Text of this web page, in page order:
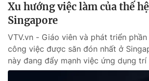
Xu hướng việc làm của thế
Singapore
VTV.vn - Giáo viên và phát triển
công việc được săn đón nhất ở
này đang đẩy mạnh việc ứng dụng trí